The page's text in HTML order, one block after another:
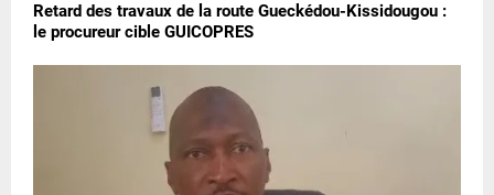
Retard des travaux de la route Gueckédou-Kissidougou :
le procureur cible GUICOPRES